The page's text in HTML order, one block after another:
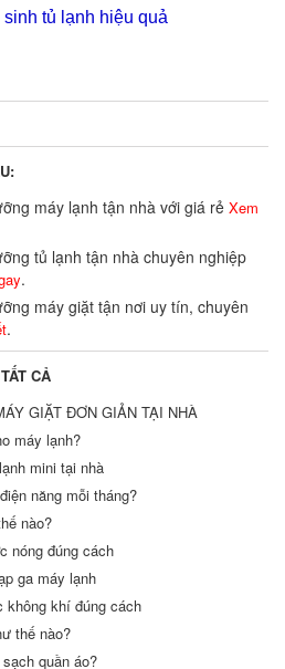
tủ lạnh hiệu quả
máy lạnh tận nhà với giá rẻ Xem
tủ lạnh tận nhà chuyên nghiệp
.
máy giặt tận nơi uy tín, chuyên
.
CẢ
GIẶT ĐƠN GIẢN TẠI NHÀ
máy lạnh?
mini tại nhà
năng mỗi tháng?
nào?
nóng đúng cách
ga máy lạnh
không khí đúng cách
thế nào?
quần áo?